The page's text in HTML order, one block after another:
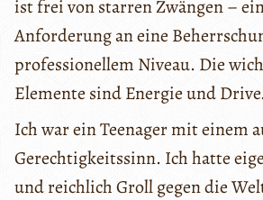
ist frei von starren Zwängen –
Anforderung an eine
professionellem Niveau. Die
Elemente sind Energie und
Ich war ein Teenager mit einem
Gerechtigkeitssinn. Ich hatte
und reichlich Groll gegen die